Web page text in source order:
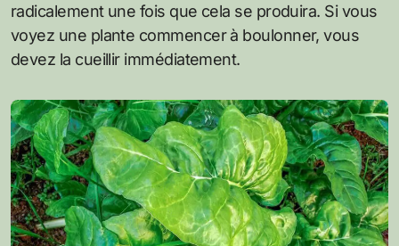
radicalement une fois que cela se produira. Si vous
voyez une plante commencer à boulonner, vous
devez la cueillir immédiatement.